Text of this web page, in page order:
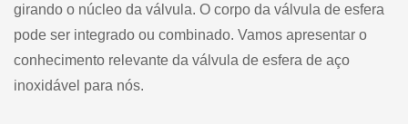
girando o núcleo da válvula. O corpo da válvula de esfera
pode ser integrado ou combinado. Vamos apresentar o
conhecimento relevante da válvula de esfera de aço
inoxidável para nós.